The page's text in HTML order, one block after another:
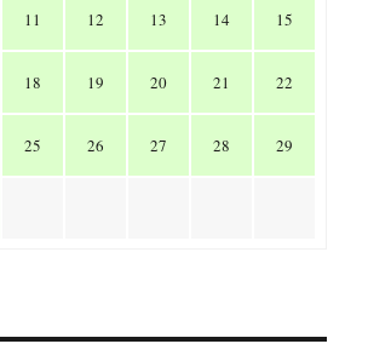
11 12 13 14 15
18 19 20 21 22
25 26 27 28 29